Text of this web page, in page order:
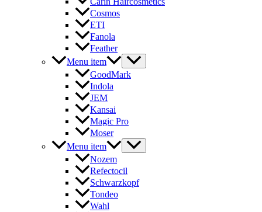
Cosmos
ETI
Fanola
Feather
Menu item
GoodMark
Indola
JEM
Kansai
Magic Pro
Moser
Menu item
Nozem
Refectocil
Schwarzkopf
Tondeo
Wahl